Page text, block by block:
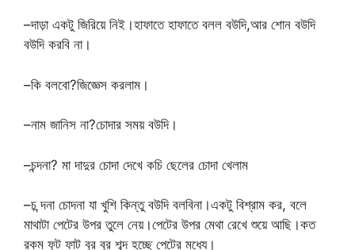
–দাড়া একটু জিরিয়ে নিই।হাফাতে হাফাতে বলল বউদি,আর শোন বউদি
বউদি করবি না।
–কি বলবো?জিজ্ঞেস করলাম।
–নাম জানিস না?চোদার সময় বউদি।
–চন্দনা? মা দাদুর চোদা দেখে কচি ছেলের চোদা খেলাম
–চ ন্দনা চোদনা যা খুশি কিন্তু বউদি বলবিনা।একটু বিশ্রাম কর, বলে
মাথাটা পেটের উপর তুলে নেয়।পেটের উপর মেথা রেখে শুয়ে আছি।কত
রকম ফুট ফাট বুর বুর শব্দ হচ্ছে পেটের মধ্যে।